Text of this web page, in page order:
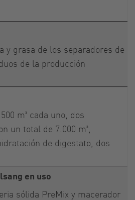
y grasa de los separadores de
de la producción
m³ cada uno, dos
un total de 7.000 m³,
de digestato, dos
en uso
sólida PreMix y macerador